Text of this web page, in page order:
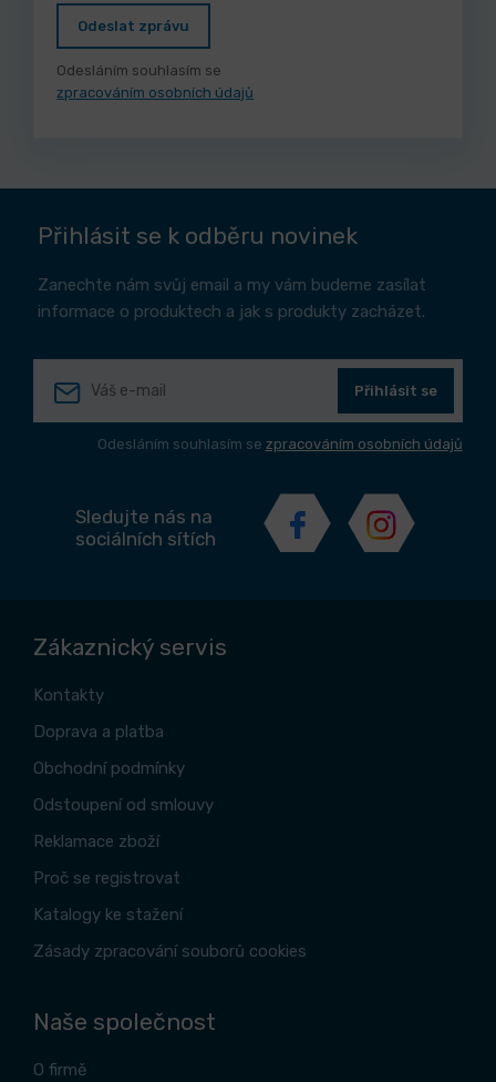
Odeslat zprávu
Odesláním souhlasím se
zpracováním osobních údajů
Přihlásit se k odběru novinek
Zanechte nám svůj email a my vám budeme zasílat
informace o produktech a jak s produkty zacházet.
Přihlásit se
Odesláním souhlasím se zpracováním osobních údajů
Sledujte nás na
sociálních sítích
Zákaznický servis
Kontakty
Doprava a platba
Obchodní podmínky
Odstoupení od smlouvy
Reklamace zboží
Proč se registrovat
Katalogy ke stažení
Zásady zpracování souborů cookies
Naše společnost
O firmě